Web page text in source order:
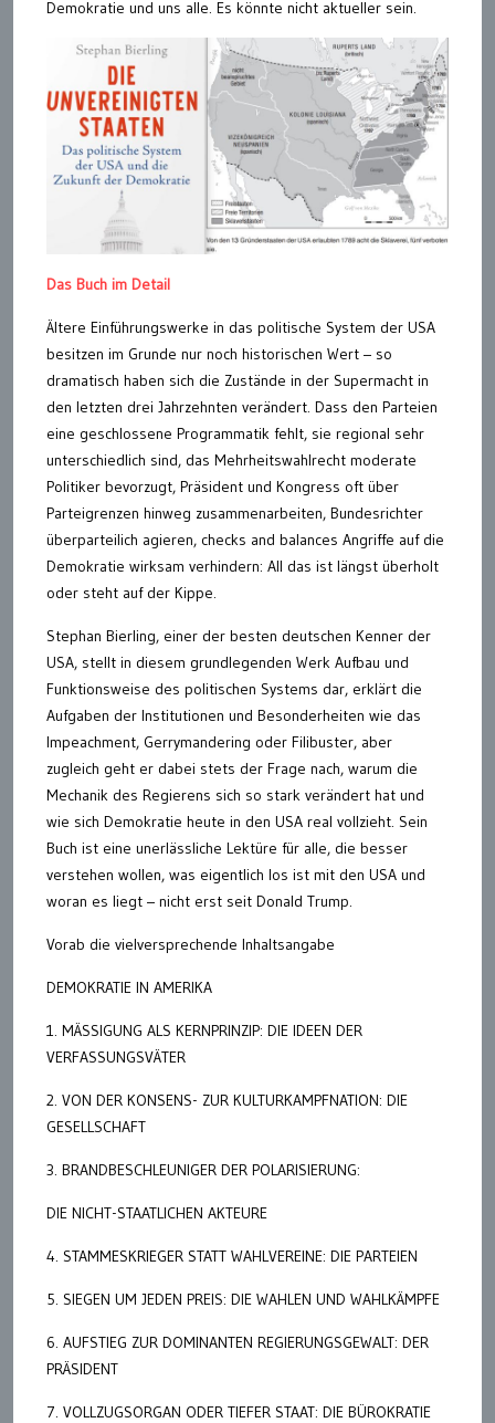
Demokratie und uns alle. Es könnte nicht aktueller sein.
Das Buch im Detail
Ältere Einführungswerke in das politische System der USA
besitzen im Grunde nur noch historischen Wert – so
dramatisch haben sich die Zustände in der Supermacht in
den letzten drei Jahrzehnten verändert. Dass den Parteien
eine geschlossene Programmatik fehlt, sie regional sehr
unterschiedlich sind, das Mehrheitswahlrecht moderate
Politiker bevorzugt, Präsident und Kongress oft über
Parteigrenzen hinweg zusammenarbeiten, Bundesrichter
überparteilich agieren, checks and balances Angriffe auf die
Demokratie wirksam verhindern: All das ist längst überholt
oder steht auf der Kippe.
Stephan Bierling, einer der besten deutschen Kenner der
USA, stellt in diesem grundlegenden Werk Aufbau und
Funktionsweise des politischen Systems dar, erklärt die
Aufgaben der Institutionen und Besonderheiten wie das
Impeachment, Gerrymandering oder Filibuster, aber
zugleich geht er dabei stets der Frage nach, warum die
Mechanik des Regierens sich so stark verändert hat und
wie sich Demokratie heute in den USA real vollzieht. Sein
Buch ist eine unerlässliche Lektüre für alle, die besser
verstehen wollen, was eigentlich los ist mit den USA und
woran es liegt – nicht erst seit Donald Trump.
Vorab die vielversprechende Inhaltsangabe
DEMOKRATIE IN AMERIKA
1. MÄSSIGUNG ALS KERNPRINZIP: DIE IDEEN DER
VERFASSUNGSVÄTER
2. VON DER KONSENS- ZUR KULTURKAMPFNATION: DIE
GESELLSCHAFT
3. BRANDBESCHLEUNIGER DER POLARISIERUNG:
DIE NICHT-STAATLICHEN AKTEURE
4. STAMMESKRIEGER STATT WAHLVEREINE: DIE PARTEIEN
5. SIEGEN UM JEDEN PREIS: DIE WAHLEN UND WAHLKÄMPFE
6. AUFSTIEG ZUR DOMINANTEN REGIERUNGSGEWALT: DER
PRÄSIDENT
7. VOLLZUGSORGAN ODER TIEFER STAAT: DIE BÜROKRATIE